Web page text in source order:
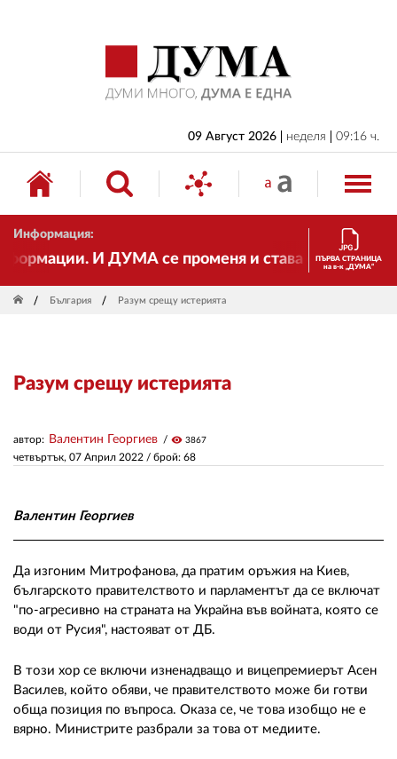
09 Август 2026 неделя 09:16 ч.
Информация:
И ДУМА се променя и става електронно
ПЪРВА СТРАНИЦА
на в-к „ДУМА“
България Разум срещу истерията
Разум срещу истерията
четвъртък, 07 Април 2022 / брой: 68
автор: Валентин Георгиев visibility 3867
Валентин Георгиев
Да изгоним Митрофанова, да пратим оръжия на Киев,
българското правителството и парламентът да се включат
"по-агресивно на страната на Украйна във войната, която се
води от Русия", настояват от ДБ.
В този хор се включи изненадващо и вицепремиерът Асен
Василев, който обяви, че правителството може би готви
обща позиция по въпроса. Оказа се, че това изобщо не е
вярно. Министрите разбрали за това от медиите.
БЪЛГАРИЯ
ИКОНОМИКА
ИЗБОРИ
СВЯТ
ДРУГИ
ЗА НАС
РЕКЛАМА
АБОНАМЕНТ
ПОЛИТИКА ЗА БИСКВИТКИТЕ
ПОЛИТИКАТА ЗА